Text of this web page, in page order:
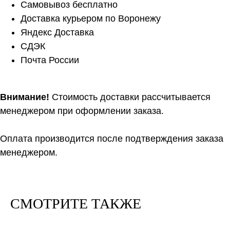
Самовывоз бесплатно
Доставка курьером по Воронежу
Яндекс Доставка
СДЭК
Почта России
Внимание! Стоимость доставки рассчитывается
менеджером при оформлении заказа.
Оплата производится после подтверждения заказа
менеджером.
СМОТРИТЕ ТАКЖЕ